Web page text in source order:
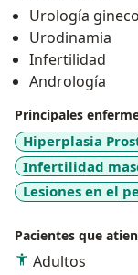
Urología
Urodinamia
Infertilidad
Andrología
Principales
Hiperplasia
Infertilidad
Lesiones en el
Pacientes que
Adultos